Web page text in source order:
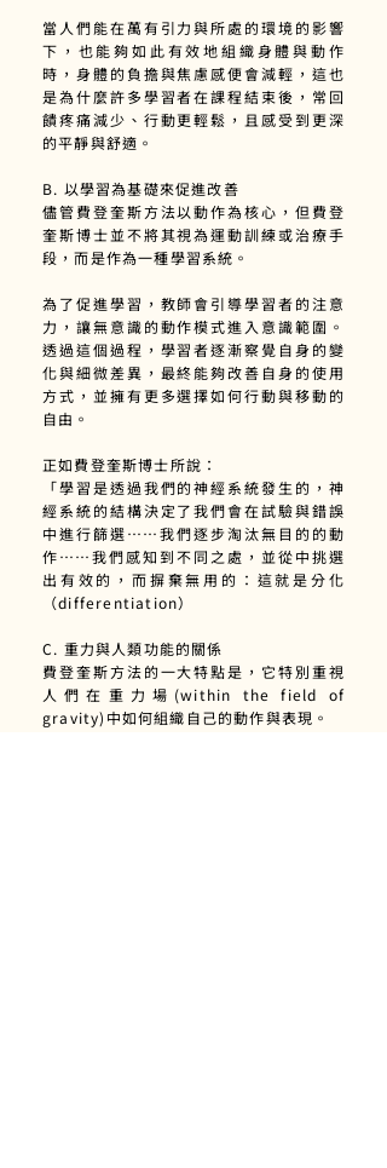
當人們能在萬有引力與所處的環境的影響
下，也能夠如此有效地組織身體與動作
時，身體的負擔與焦慮感便會減輕，這也
是為什麼許多學習者在課程結束後，常回
饋疼痛減少、行動更輕鬆，且感受到更深
的平靜與舒適。
B. 以學習為基礎來促進改善
儘管費登奎斯方法以動作為核心，但費登
奎斯博士並不將其視為運動訓練或治療手
段，而是作為一種學習系統。
為了促進學習，教師會引導學習者的注意
力，讓無意識的動作模式進入意識範圍。
透過這個過程，學習者逐漸察覺自身的變
化與細微差異，最終能夠改善自身的使用
方式，並擁有更多選擇如何行動與移動的
自由。
正如費登奎斯博士所說：
「學習是透過我們的神經系統發生的，神
經系統的結構決定了我們會在試驗與錯誤
中進行篩選……我們逐步淘汰無目的的動
作……我們感知到不同之處，並從中挑選
出有效的，而摒棄無用的：這就是分化
（differentiation）
C. 重力與人類功能的關係
費登奎斯方法的一大特點是，它特別重視
人們在重力場(within the field of
gravity)中如何組織自己的動作與表現。